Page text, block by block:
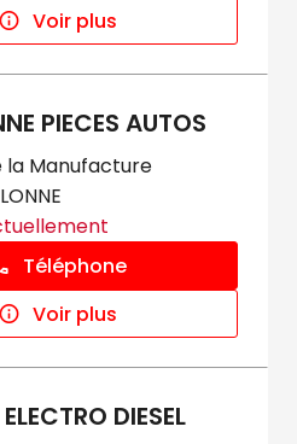
Voir plus
PIECES AUTOS
la Manufacture
Téléphone
Voir plus
DIESEL